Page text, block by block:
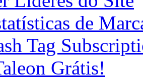
de
Tag
Grátis!